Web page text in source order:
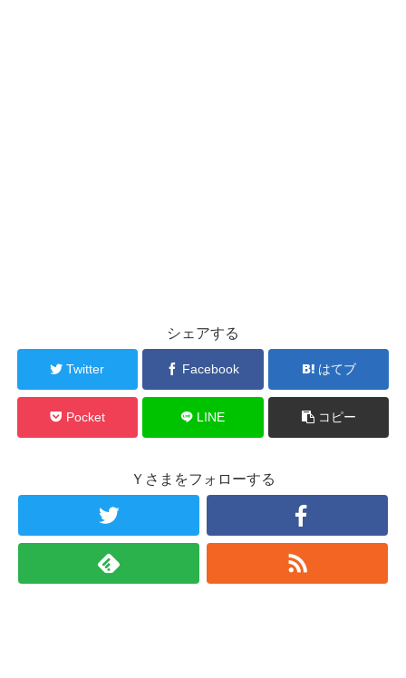
シェアする
Twitter Facebook はてブ
Pocket LINE コピー
Ｙさまをフォローする